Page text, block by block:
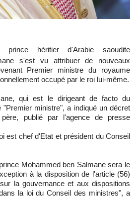
héritier d'Arabie saoudite
s'est vu attribuer de nouveaux
Premier ministre du royaume
occupé par le roi lui-même.
qui est le dirigeant de facto du
ministre", a indiqué un décret
publié par l'agence de presse
est chef d'Etat et président du Conseil
Mohammed ben Salmane sera le
à la disposition de l'article (56)
la gouvernance et aux dispositions
la loi du Conseil des ministres", a